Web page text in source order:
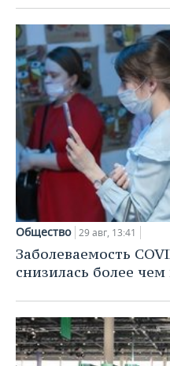
ХОККЕЙ С МЯЧОМ
ПРОИСШЕСТВИЯ
Общество 29 авг, 13:41
Заболеваемость
снизилась более чем